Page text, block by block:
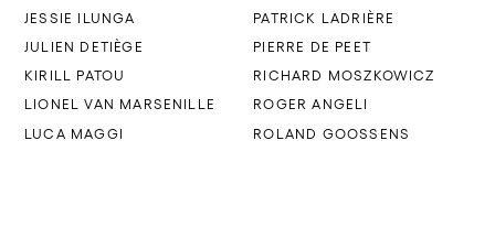
JESSIE ILUNGA
JULIEN DETIÈGE
KIRILL PATOU
LIONEL VAN MARSENILLE
LUCA MAGGI
PATRICK LADRIÈRE
PIERRE DE PEET
RICHARD MOSZKOWICZ
ROGER ANGELI
ROLAND GOOSSENS